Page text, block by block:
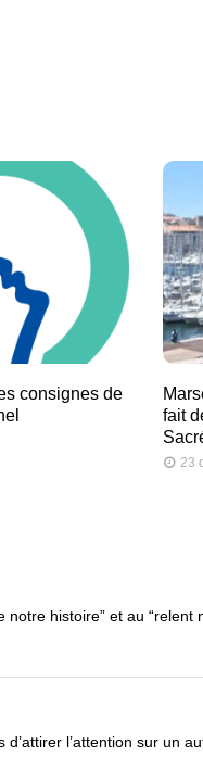
consignes de
fait
23
histoire” et au “relent
l’attention sur un